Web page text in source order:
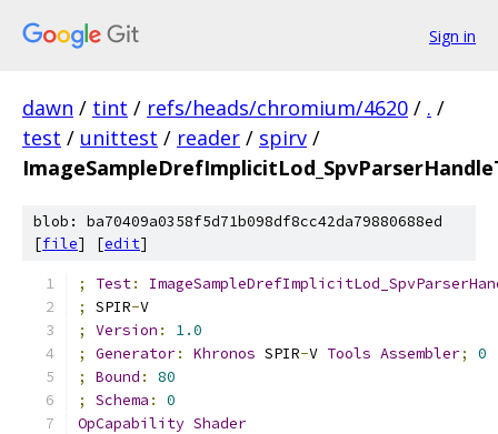
Sign in
dawn / tint / refs/heads/chromium/4620 / . /
test / unittest / reader / spirv /
blob: ba70409a0358f5d71b098df8cc42da79880688ed
[file] [edit]
; Test:
;
SPIR-V
;
Version :
1.0
;
Generator: Khronos SPIR-V Tools Assembler;
0
;
Bound :
80
;
Schema :
0
OpCapability Shader